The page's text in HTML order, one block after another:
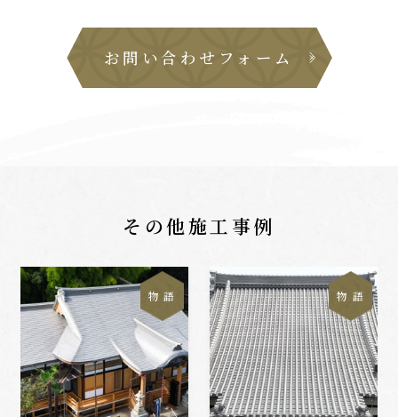
お問い合わせフォーム
その他施工事例
物 語 物 語